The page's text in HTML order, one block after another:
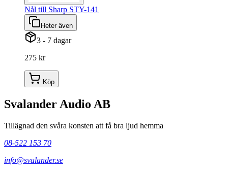
Nål till Sharp STY-141
Heter även
3 - 7 dagar
275 kr
Köp
Svalander Audio AB
Tillägnad den svåra konsten att få bra ljud hemma
08-522 153 70
info@svalander.se